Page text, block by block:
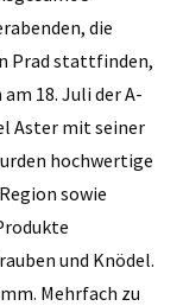
die
Prad stattfinden,
18. Juli der A-
Aster mit seiner
hochwertige
sowie
und Knödel.
Mehrfach zu